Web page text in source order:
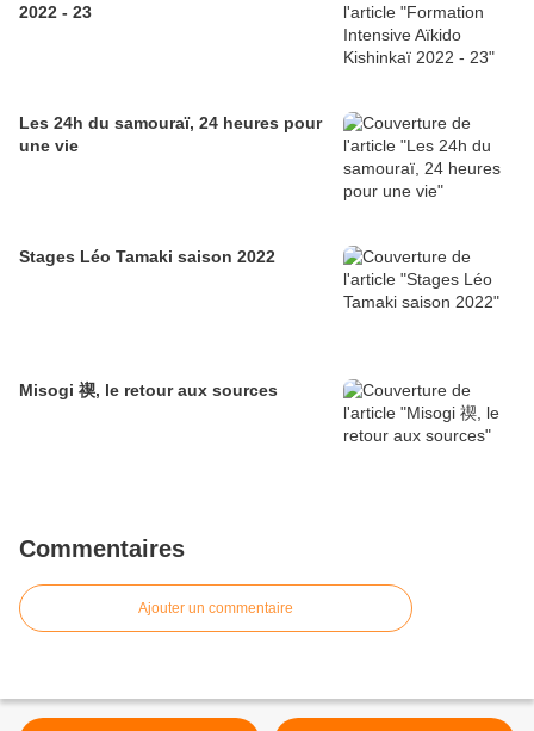
2022 - 23
Les 24h du samouraï, 24 heures pour
une vie
Stages Léo Tamaki saison 2022
Misogi 禊, le retour aux sources
Commentaires
Ajouter un commentaire